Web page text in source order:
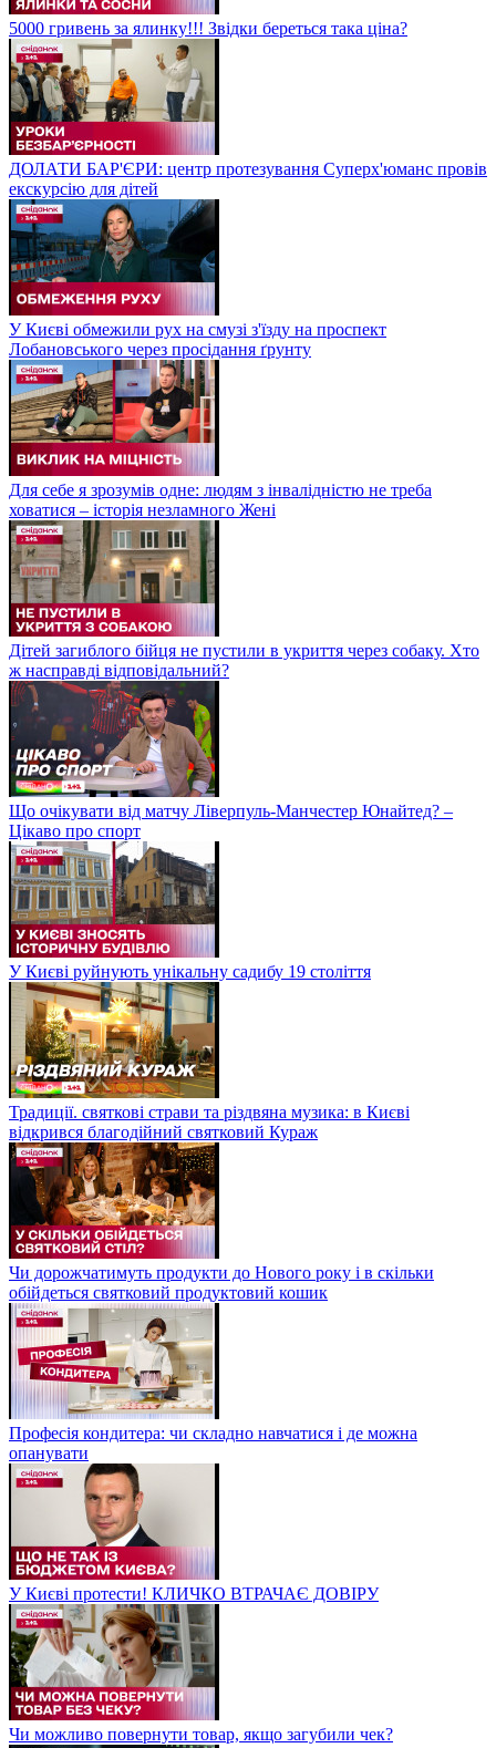
5000 гривень за ялинку!!! Звідки береться така ціна?
ДОЛАТИ БАР'ЄРИ: центр протезування Суперх'юманс провів
екскурсію для дітей
У Києві обмежили рух на смузі з'їзду на проспект
Лобановського через просідання ґрунту
Для себе я зрозумів одне: людям з інвалідністю не треба
ховатися – історія незламного Жені
Дітей загиблого бійця не пустили в укриття через собаку. Хто
ж насправді відповідальний?
Що очікувати від матчу Ліверпуль-Манчестер Юнайтед? –
Цікаво про спорт
У Києві руйнують унікальну садибу 19 століття
Традиції. святкові страви та різдвяна музика: в Києві
відкрився благодійний святковий Кураж
Чи дорожчатимуть продукти до Нового року і в скільки
обійдеться святковий продуктовий кошик
Професія кондитера: чи складно навчатися і де можна
опанувати
У Києві протести! КЛИЧКО ВТРАЧАЄ ДОВІРУ
Чи можливо повернути товар, якщо загубили чек?